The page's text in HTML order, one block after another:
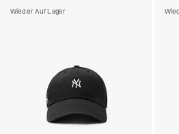
Wieder Auf Lager